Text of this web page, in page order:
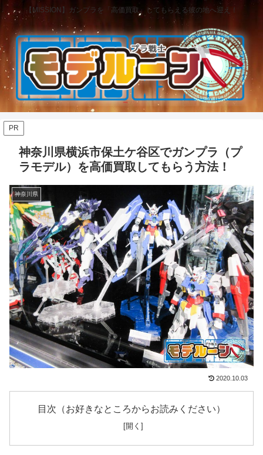
【MISSION】ガンプラを「高価買取」してもらえる彼の地へ迎え！
PR
神奈川県横浜市保土ケ谷区でガンプラ（プ
ラモデル）を高価買取してもらう方法！
神奈川県
2020.10.03
目次（お好きなところからお読みください）